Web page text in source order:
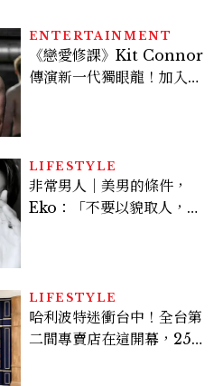
ENTERTAINMENT
《戀愛修課》Kit Connor
傳演新一代獨眼龍！加入新
LIFESTYLE
非常男人｜美男的條件，
Eko：「不要以貌取人，內
LIFESTYLE
哈利波特迷衝台中！全台第
二間專賣店在這開幕，25週